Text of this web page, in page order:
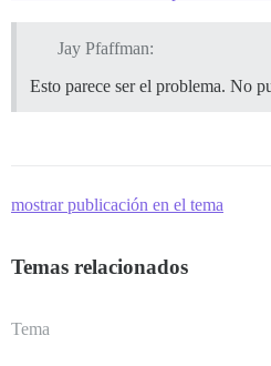
Jay Pfaffman:
Esto parece ser el problema. No
mostrar publicación en el tema
Temas relacionados
Tema